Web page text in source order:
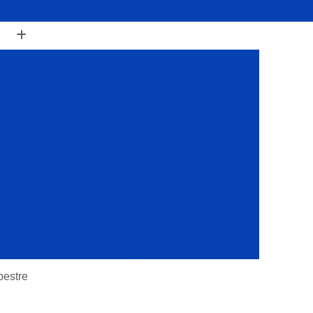
Caminhões com Muncks para Alocações